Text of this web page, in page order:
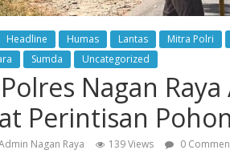
Headline Humas Lantas Mitra Polri
Sumda Uncategorized
Nagan
Perintisan
Nagan Raya 139 Views 0